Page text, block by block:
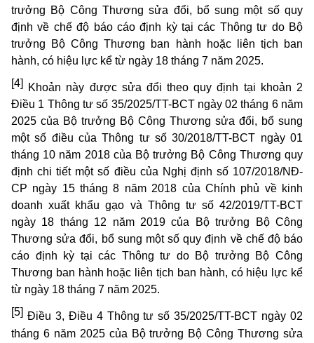
trưởng Bộ Công Thương sửa đổi, bổ sung một số quy
định về chế độ báo cáo định kỳ tại các Thông tư do Bộ
trưởng Bộ Công Thương ban hành hoặc liên tịch ban
hành, có hiệu lực kể từ ngày 18 tháng 7 năm 2025.
[4]
Khoản này được sửa đổi theo quy định tại khoản 2
Điều 1 Thông tư số 35/2025/TT-BCT ngày 02 tháng 6 năm
2025 của Bộ trưởng Bộ Công Thương sửa đổi, bổ sung
một số điều của Thông tư số 30/2018/TT-BCT ngày 01
tháng 10 năm 2018 của Bộ trưởng Bộ Công Thương quy
định chi tiết một số điều của Nghị định số 107/2018/NĐ-
CP ngày 15 tháng 8 năm 2018 của Chính phủ về kinh
doanh xuất khẩu gạo và Thông tư số 42/2019/TT-BCT
ngày 18 tháng 12 năm 2019 của Bộ trưởng Bộ Công
Thương sửa đổi, bổ sung một số quy định về chế độ báo
cáo định kỳ tại các Thông tư do Bộ trưởng Bộ Công
Thương ban hành hoặc liên tịch ban hành, có hiệu lực kể
từ ngày 18 tháng 7 năm 2025.
[5] Điều 3, Điều 4 Thông tư số 35/2025/TT-BCT ngày 02
tháng 6 năm 2025 của Bộ trưởng Bộ Công Thương sửa